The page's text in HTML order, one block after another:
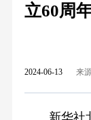
立60周
2024-06-13 来
新华社北